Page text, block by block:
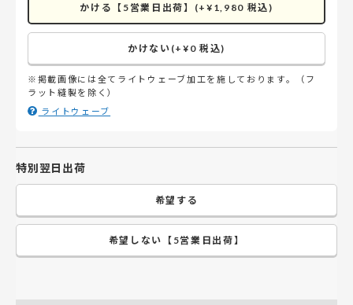
かける【5営業日出荷】(+¥1,980 税込)
かけない(+¥0 税込)
※掲載画像には全てライトウェーブ加工を施しております。（フ
ラット縫製を除く）
ライトウェーブ
特別翌日出荷
希望する
希望しない【5営業日出荷】